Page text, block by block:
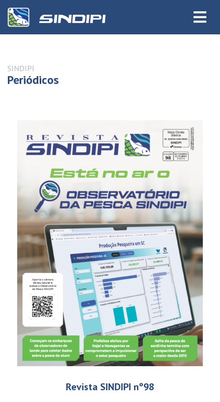
SINDIPI
Periódicos
Revista SINDIPI nº98